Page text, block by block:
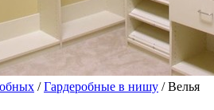
/Гардеробные в нишу / Велья